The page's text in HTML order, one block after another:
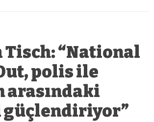
Tisch: “National
polis ile
arasındaki
güçlendiriyor”